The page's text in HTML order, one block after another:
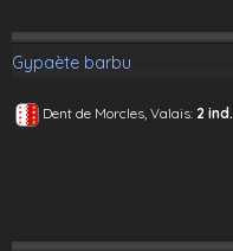
Gypaète barbu
Dent de Morcles, Valais: 2 ind.